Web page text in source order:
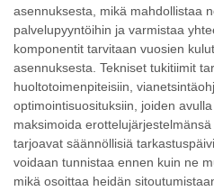
asennuksesta, mikä mahdollistaa
palvelupyyntöihin ja varmistaa
komponentit tarvitaan vuosien
asennuksesta. Tekniset tukitiimit
huoltotoimenpiteisiin,
optimointisuosituksiin, joiden
maksimoida
tarjoavat säännöllisiä
voidaan tunnistaa ennen kuin ne
mikä osoittaa heidän